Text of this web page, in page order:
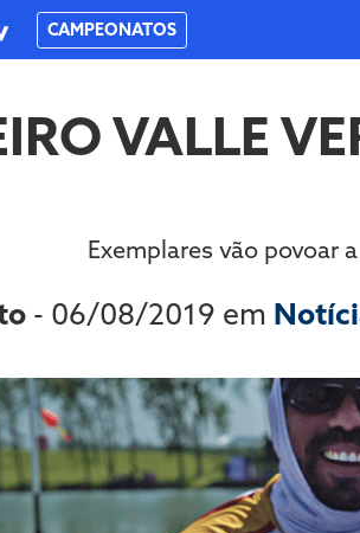
CAMPEONATOS
VALLE
Exemplares vão povoar
- 06/08/2019 em